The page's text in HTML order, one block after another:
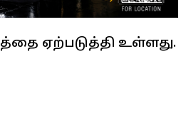
ஏற்படுத்தி உள்ளது.